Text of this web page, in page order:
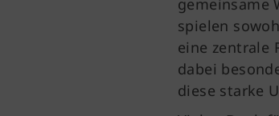
spielen
eine zentrale
dabei
diese starke